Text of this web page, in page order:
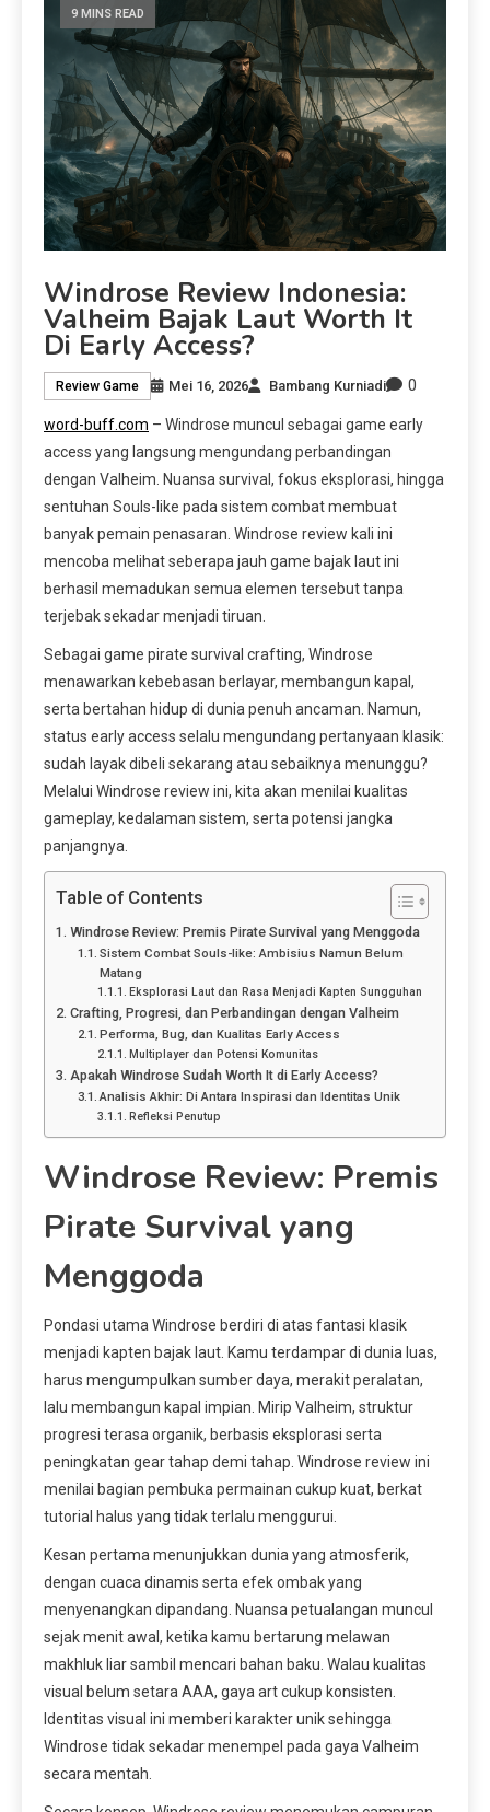
9 MINS READ
Windrose Review Indonesia:
Valheim Bajak Laut Worth It
Di Early Access?
Review Game Mei 16, 2026 Bambang Kurniadi 0
word-buff.com – Windrose muncul sebagai game early
access yang langsung mengundang perbandingan
dengan Valheim. Nuansa survival, fokus eksplorasi, hingga
sentuhan Souls-like pada sistem combat membuat
banyak pemain penasaran. Windrose review kali ini
mencoba melihat seberapa jauh game bajak laut ini
berhasil memadukan semua elemen tersebut tanpa
terjebak sekadar menjadi tiruan.
Sebagai game pirate survival crafting, Windrose
menawarkan kebebasan berlayar, membangun kapal,
serta bertahan hidup di dunia penuh ancaman. Namun,
status early access selalu mengundang pertanyaan klasik:
sudah layak dibeli sekarang atau sebaiknya menunggu?
Melalui Windrose review ini, kita akan menilai kualitas
gameplay, kedalaman sistem, serta potensi jangka
panjangnya.
Table of Contents
Windrose Review: Premis Pirate Survival yang Menggoda
Sistem Combat Souls-like: Ambisius Namun Belum
Matang
Eksplorasi Laut dan Rasa Menjadi Kapten Sungguhan
Crafting, Progresi, dan Perbandingan dengan Valheim
Performa, Bug, dan Kualitas Early Access
Multiplayer dan Potensi Komunitas
Apakah Windrose Sudah Worth It di Early Access?
Analisis Akhir: Di Antara Inspirasi dan Identitas Unik
Refleksi Penutup
Windrose Review: Premis
Pirate Survival yang
Menggoda
Pondasi utama Windrose berdiri di atas fantasi klasik
menjadi kapten bajak laut. Kamu terdampar di dunia luas,
harus mengumpulkan sumber daya, merakit peralatan,
lalu membangun kapal impian. Mirip Valheim, struktur
progresi terasa organik, berbasis eksplorasi serta
peningkatan gear tahap demi tahap. Windrose review ini
menilai bagian pembuka permainan cukup kuat, berkat
tutorial halus yang tidak terlalu menggurui.
Kesan pertama menunjukkan dunia yang atmosferik,
dengan cuaca dinamis serta efek ombak yang
menyenangkan dipandang. Nuansa petualangan muncul
sejak menit awal, ketika kamu bertarung melawan
makhluk liar sambil mencari bahan baku. Walau kualitas
visual belum setara AAA, gaya art cukup konsisten.
Identitas visual ini memberi karakter unik sehingga
Windrose tidak sekadar menempel pada gaya Valheim
secara mentah.